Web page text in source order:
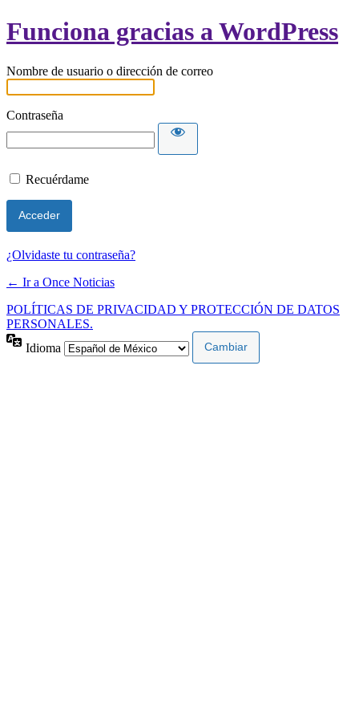
Funciona gracias a WordPress
Nombre de usuario o dirección de correo
Contraseña
Recuérdame
¿Olvidaste tu contraseña?
← Ir a Once Noticias
POLÍTICAS DE PRIVACIDAD Y PROTECCIÓN DE DATOS
PERSONALES.
Idioma